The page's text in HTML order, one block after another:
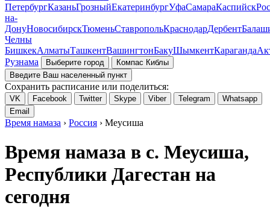
ПетербургКазаньГрозныйЕкатеринбургУфаСамараКаспийск
на-
ДонуНовосибирскТюменьСтавропольКраснодарДербент
Челны
БишкекАлматыТашкентВашингтонБакуШымкентКараганда
Рузнама
Выберите город
Компас Киблы
Введите Ваш населенный пункт
Сохранить расписание или поделиться:
VK Facebook Twitter Skype Viber Telegram
Whatsapp
Email
Время намаза › Россия › Меусиша
Время намаза в с. Меусиша,
Республики Дагестан на
сегодня